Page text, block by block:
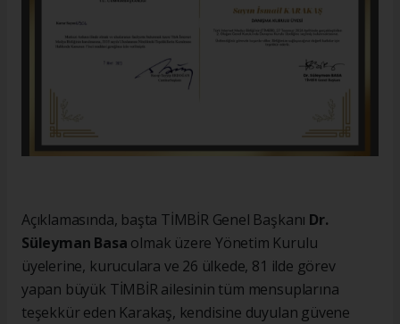
Açıklamasında, başta TİMBİR Genel Başkanı Dr.
Süleyman Basa olmak üzere Yönetim Kurulu
üyelerine, kuruculara ve 26 ülkede, 81 ilde görev
yapan büyük TİMBİR ailesinin tüm mensuplarına
teşekkür eden Karakaş, kendisine duyulan güvene